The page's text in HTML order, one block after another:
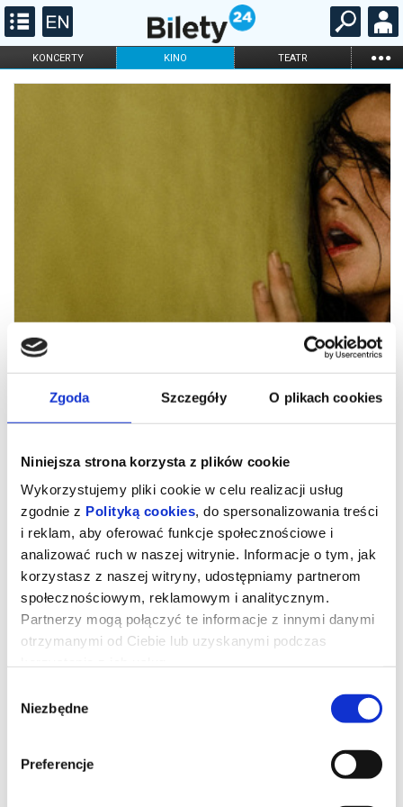
Zgoda Szczegóły O plikach cookies
Niniejsza strona korzysta z plików cookie
Wykorzystujemy pliki cookie w celu realizacji usług
zgodnie z Polityką cookies, do spersonalizowania treści
i reklam, aby oferować funkcje społecznościowe i
analizować ruch w naszej witrynie. Informacje o tym, jak
korzystasz z naszej witryny, udostępniamy partnerom
społecznościowym, reklamowym i analitycznym.
Partnerzy mogą połączyć te informacje z innymi danymi
otrzymanymi od Ciebie lub uzyskanymi podczas
zgody
Niezbędne
Preferencje
KONCERTY KINO TEATR ...
FILHARMONIA OPERA I BALET
Clark natrafia w podziemiach swojego sklepu na przejście do
niepokojącej, na pierwszy rzut oka pustej plątaniny niekończących
się korytarzy. Kiedy opowiada o tym swojej terapeutce, kobieta